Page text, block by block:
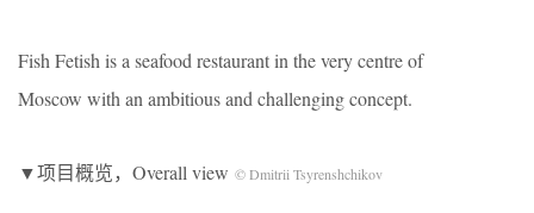
Fish Fetish is a seafood restaurant in the very centre of
Moscow with an ambitious and challenging concept.
▼项目概览，Overall view © Dmitrii Tsyrenshchikov